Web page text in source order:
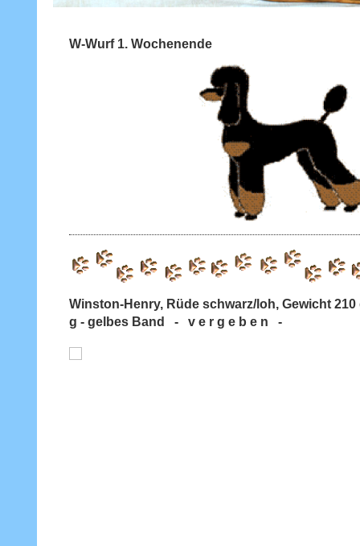
W-Wurf 1. Wochenende
Winston-Henry, Rüde schwarz/loh, Gewicht 210
g - gelbes Band - v e r g e b e n -